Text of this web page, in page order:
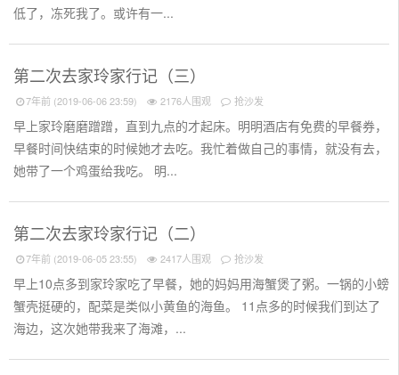
低了，冻死我了。或许有一...
第二次去家玲家行记（三）
7年前 (2019-06-06 23:59) 2176人围观 抢沙发
早上家玲磨磨蹭蹭，直到九点的才起床。明明酒店有免费的早餐券，
早餐时间快结束的时候她才去吃。我忙着做自己的事情，就没有去，
她带了一个鸡蛋给我吃。 明...
第二次去家玲家行记（二）
7年前 (2019-06-05 23:55) 2417人围观 抢沙发
早上10点多到家玲家吃了早餐，她的妈妈用海蟹煲了粥。一锅的小螃
蟹壳挺硬的，配菜是类似小黄鱼的海鱼。 11点多的时候我们到达了
海边，这次她带我来了海滩，...